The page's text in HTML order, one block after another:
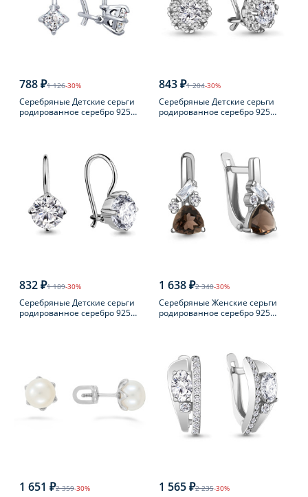
788 ₽1 126-30%
Серебряные Детские серьги
родированное серебро 925
843 ₽1 204-30%
Серебряные Детские серьги
родированное серебро 925
832 ₽1 189-30%
Серебряные Детские серьги
родированное серебро 925
1 638 ₽2 340-30%
Серебряные Женские серьги
родированное серебро 925
1 651 ₽2 359-30% 1 565 ₽2 235-30%